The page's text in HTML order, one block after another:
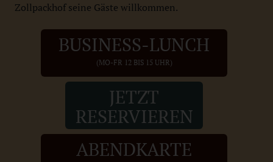
Zollpackhof seine Gäste willkommen.
BUSINESS-LUNCH
(MO-FR 12 BIS 15 UHR)
JETZT
RESERVIEREN
ABENDKARTE